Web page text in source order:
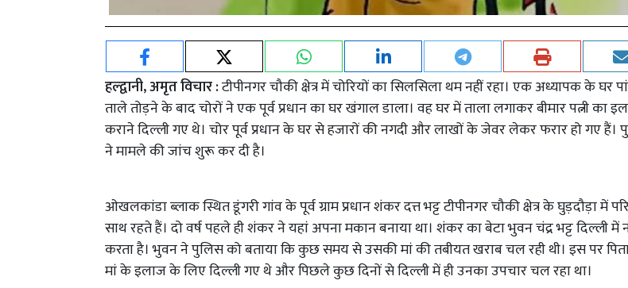
हल्द्वानी, अमृत विचार :टीपीनगर चौकी क्षेत्र में चोरियों का सिलसिला थम नहीं रहा। एक अध्यापक के घर
ताले तोड़ने के बाद चोरों ने एक पूर्व प्रधान का घर खंगाल डाला। वह घर में ताला लगाकर बीमार पत्नी का
कराने दिल्ली गए थे। चोर पूर्व प्रधान के घर से हजारों की नगदी और लाखों के जेवर लेकर फरार हो गए हैं।
ने मामले की जांच शुरू कर दी है।
ओखलकांडा ब्लाक स्थित डूंगरी गांव के पूर्व ग्राम प्रधान शंकर दत्त भट्ट टीपीनगर चौकी क्षेत्र के घुड़दौड़ा में
साथ रहते हैं। दो वर्ष पहले ही शंकर ने यहां अपना मकान बनाया था। शंकर का बेटा भुवन चंद्र भट्ट दिल्ली में
करता है। भुवन ने पुलिस को बताया कि कुछ समय से उसकी मां की तबीयत खराब चल रही थी। इस पर
मां के इलाज के लिए दिल्ली गए थे और पिछले कुछ दिनों से दिल्ली में ही उनका उपचार चल रहा था।